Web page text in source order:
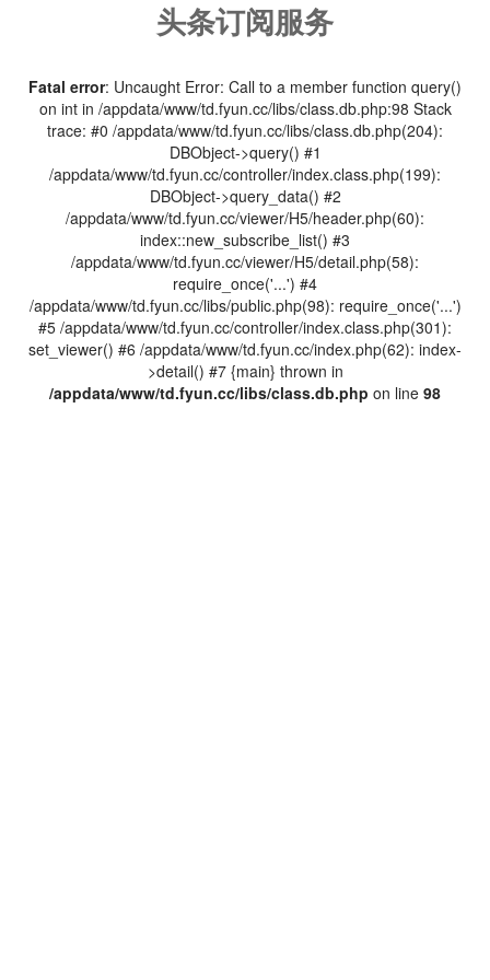
头条订阅服务
Fatal error: Uncaught Error: Call to a member function query()
on int in /appdata/www/td.fyun.cc/libs/class.db.php:98 Stack
trace: #0 /appdata/www/td.fyun.cc/libs/class.db.php(204):
DBObject->query() #1
/appdata/www/td.fyun.cc/controller/index.class.php(199):
DBObject->query_data() #2
/appdata/www/td.fyun.cc/viewer/H5/header.php(60):
index::new_subscribe_list() #3
/appdata/www/td.fyun.cc/viewer/H5/detail.php(58):
require_once('...') #4
/appdata/www/td.fyun.cc/libs/public.php(98): require_once('...')
#5 /appdata/www/td.fyun.cc/controller/index.class.php(301):
set_viewer() #6 /appdata/www/td.fyun.cc/index.php(62): index-
>detail() #7 {main} thrown in
/appdata/www/td.fyun.cc/libs/class.db.php on line 98